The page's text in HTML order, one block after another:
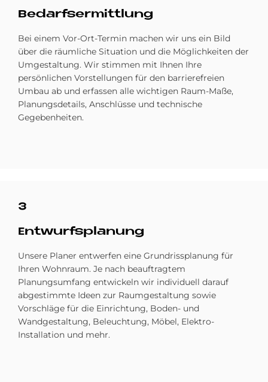
Be­darfs­er­mitt­lung
Bei einem Vor-Ort-Termin machen wir uns ein Bild
über die räumliche Situation und die Möglichkeiten der
Umgestaltung. Wir stimmen mit Ihnen Ihre
persönlichen Vorstellungen für den barrierefreien
Umbau ab und erfassen alle wichtigen Raum-Maße,
Planungsdetails, Anschlüsse und technische
Gegebenheiten.
3
Ent­wurfs­pla­nung
Unsere Planer entwerfen eine Grundrissplanung für
Ihren Wohnraum. Je nach beauftragtem
Planungsumfang entwickeln wir individuell darauf
abgestimmte Ideen zur Raumgestaltung sowie
Vorschläge für die Einrichtung, Boden- und
Wandgestaltung, Beleuchtung, Möbel, Elektro-
Installation und mehr.